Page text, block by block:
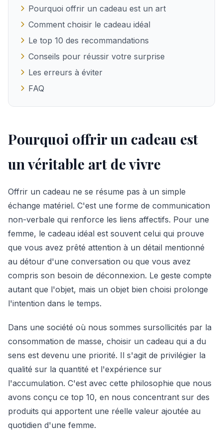
Pourquoi offrir un cadeau est un art
Comment choisir le cadeau idéal
Le top 10 des recommandations
Conseils pour réussir votre surprise
Les erreurs à éviter
FAQ
Pourquoi offrir un cadeau est
un véritable art de vivre
Offrir un cadeau ne se résume pas à un simple
échange matériel. C'est une forme de communication
non-verbale qui renforce les liens affectifs. Pour une
femme, le cadeau idéal est souvent celui qui prouve
que vous avez prêté attention à un détail mentionné
au détour d'une conversation ou que vous avez
compris son besoin de déconnexion. Le geste compte
autant que l'objet, mais un objet bien choisi prolonge
l'intention dans le temps.
Dans une société où nous sommes sursollicités par la
consommation de masse, choisir un cadeau qui a du
sens est devenu une priorité. Il s'agit de privilégier la
qualité sur la quantité et l'expérience sur
l'accumulation. C'est avec cette philosophie que nous
avons conçu ce top 10, en nous concentrant sur des
produits qui apportent une réelle valeur ajoutée au
quotidien d'une femme.